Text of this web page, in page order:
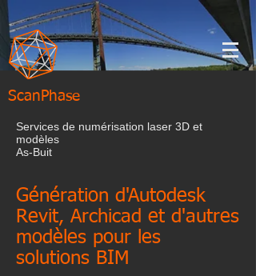
ScanPhase
Services de numérisation laser 3D et
modèles
As-Buit
Génération d'Autodesk
Revit, Archicad et d'autres
modèles pour les
solutions BIM